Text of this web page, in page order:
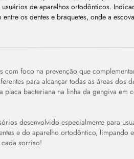
foco na prevenção que
para alcançar todas as áreas dos
bacteriana na linha da gengiva
desenvolvido especialmente para
e do aparelho ortodôntico, limpando
sorriso!